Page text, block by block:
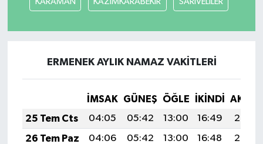
ERMENEK AYLIK NAMAZ VAKITLERI
İMSAK GÜNEŞ ÖĞLE İKINDI
25 Tem Cts
04:05 05:42 13:00 16:49
20:08
26 Tem Paz
04:06 05:42 13:00 16:48
20:08